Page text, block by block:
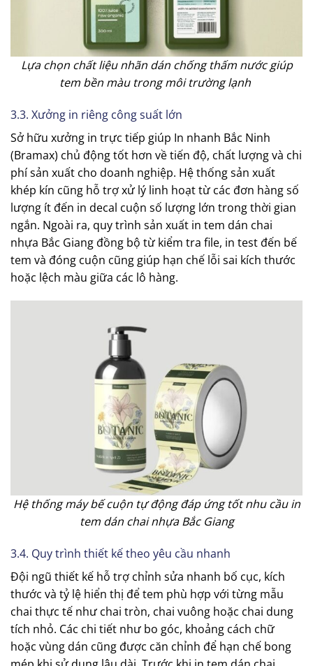
Lựa chọn chất liệu nhãn dán chống thấm nước giúp
tem bền màu trong môi trường lạnh
3.3. Xưởng in riêng công suất lớn
Sở hữu xưởng in trực tiếp giúp In nhanh Bắc Ninh
(Bramax) chủ động tốt hơn về tiến độ, chất lượng và chi
phí sản xuất cho doanh nghiệp. Hệ thống sản xuất
khép kín cũng hỗ trợ xử lý linh hoạt từ các đơn hàng số
lượng ít đến in decal cuộn số lượng lớn trong thời gian
ngắn. Ngoài ra, quy trình sản xuất in tem dán chai
nhựa Bắc Giang đồng bộ từ kiểm tra file, in test đến bế
tem và đóng cuộn cũng giúp hạn chế lỗi sai kích thước
hoặc lệch màu giữa các lô hàng.
Hệ thống máy bế cuộn tự động đáp ứng tốt nhu cầu in
tem dán chai nhựa Bắc Giang
3.4. Quy trình thiết kế theo yêu cầu nhanh
Đội ngũ thiết kế hỗ trợ chỉnh sửa nhanh bố cục, kích
thước và tỷ lệ hiển thị để tem phù hợp với từng mẫu
chai thực tế như chai tròn, chai vuông hoặc chai dung
tích nhỏ. Các chi tiết như bo góc, khoảng cách chữ
hoặc vùng dán cũng được căn chỉnh để hạn chế bong